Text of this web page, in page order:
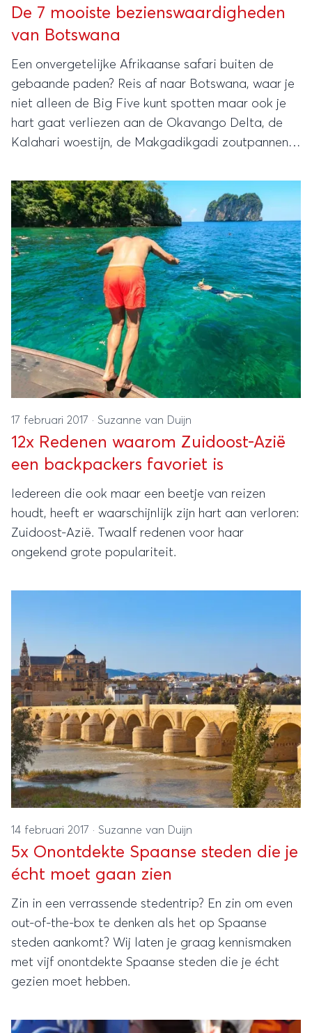
De 7 mooiste bezienswaardigheden
van Botswana
Een onvergetelijke Afrikaanse safari buiten de
gebaande paden? Reis af naar Botswana, waar je
niet alleen de Big Five kunt spotten maar ook je
hart gaat verliezen aan de Okavango Delta, de
Kalahari woestijn, de Makgadikgadi zoutpannen
17 februari 2017 · Suzanne van Duijn
12x Redenen waarom Zuidoost-Azië
een backpackers favoriet is
Iedereen die ook maar een beetje van reizen
houdt, heeft er waarschijnlijk zijn hart aan verloren:
Zuidoost-Azië. Twaalf redenen voor haar
ongekend grote populariteit.
14 februari 2017 · Suzanne van Duijn
5x Onontdekte Spaanse steden die je
écht moet gaan zien
Zin in een verrassende stedentrip? En zin om even
out-of-the-box te denken als het op Spaanse
steden aankomt? Wij laten je graag kennismaken
met vijf onontdekte Spaanse steden die je écht
gezien moet hebben.